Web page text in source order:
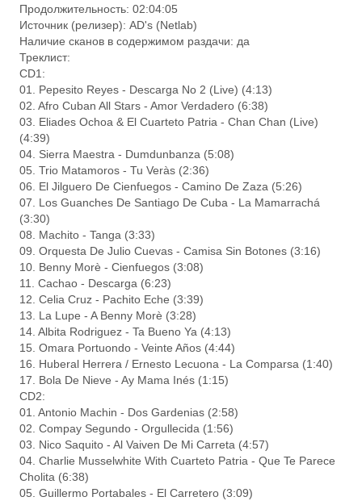
Продолжительность: 02:04:05
Источник (релизер): AD's (Netlab)
Наличие сканов в содержимом раздачи: да
Треклист:
CD1:
01. Pepesito Reyes - Descarga No 2 (Live) (4:13)
02. Afro Cuban All Stars - Amor Verdadero (6:38)
03. Eliades Ochoa & El Cuarteto Patria - Chan Chan (Live)
(4:39)
04. Sierra Maestra - Dumdunbanza (5:08)
05. Trio Matamoros - Tu Veràs (2:36)
06. El Jilguero De Cienfuegos - Camino De Zaza (5:26)
07. Los Guanches De Santiago De Cuba - La Mamarrachá
(3:30)
08. Machito - Tanga (3:33)
09. Orquesta De Julio Cuevas - Camisa Sin Botones (3:16)
10. Benny Morè - Cienfuegos (3:08)
11. Cachao - Descarga (6:23)
12. Celia Cruz - Pachito Eche (3:39)
13. La Lupe - A Benny Morè (3:28)
14. Albita Rodriguez - Ta Bueno Ya (4:13)
15. Omara Portuondo - Veinte Años (4:44)
16. Huberal Herrera / Ernesto Lecuona - La Comparsa (1:40)
17. Bola De Nieve - Ay Mama Inés (1:15)
CD2:
01. Antonio Machin - Dos Gardenias (2:58)
02. Compay Segundo - Orgullecida (1:56)
03. Nico Saquito - Al Vaiven De Mi Carreta (4:57)
04. Charlie Musselwhite With Cuarteto Patria - Que Te Parece
Cholita (6:38)
05. Guillermo Portabales - El Carretero (3:09)